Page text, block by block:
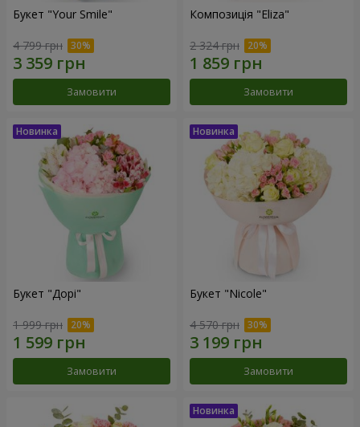
Букет "Your Smile"
4 799 грн
Замовити
Композиція "Eliza"
2 324 грн
Замовити
Букет "Дорі"
1 999 грн
Замовити
Букет "Nicole"
4 570 грн
Замовити